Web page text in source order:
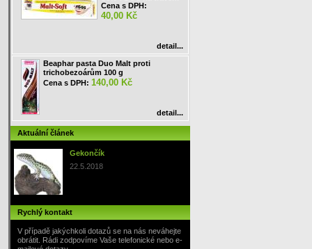
Cena s DPH:
40,00 Kč
detail...
Beaphar pasta Duo Malt proti
trichobezoárům 100 g
Cena s DPH: 140,00 Kč
detail...
Aktuální článek
Gekončík
22.5.2018
Rychlý kontakt
V případě jakýchkoli dotazů se na nás neváhejte
obrátit. Rádi zodpovíme Vaše telefonické nebo e-